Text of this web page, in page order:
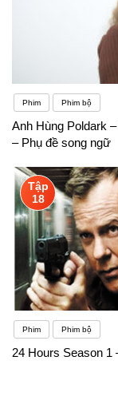
Phim Phim bộ
Anh Hùng Poldark
– Phụ đề song ngữ
Tập
18
Phim Phim bộ
24 Hours Season 1